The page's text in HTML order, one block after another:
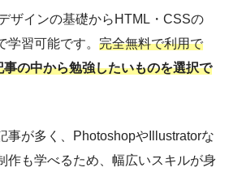
ザインの基礎からHTML・CSSの
学習可能です。 完全無料で利用で
の中から勉強したいものを選択で
事が多く、PhotoshopやIllustratorな
作も学べるため、幅広いスキルが身